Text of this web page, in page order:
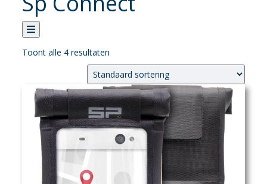
Verhuur
Banden
Fietsen
Fietsaccessoires
Fietsonderhoud
Fietsonderdelen
Toont alle 4 resultaten